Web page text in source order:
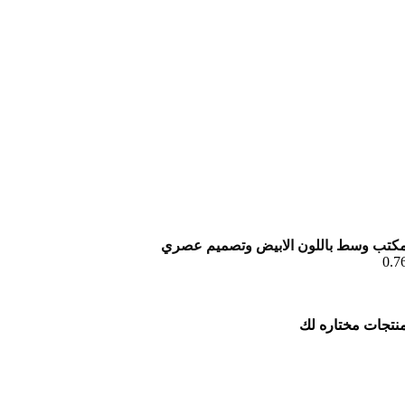
وسط باللون الابيض وتصميم عصري
مختاره لك